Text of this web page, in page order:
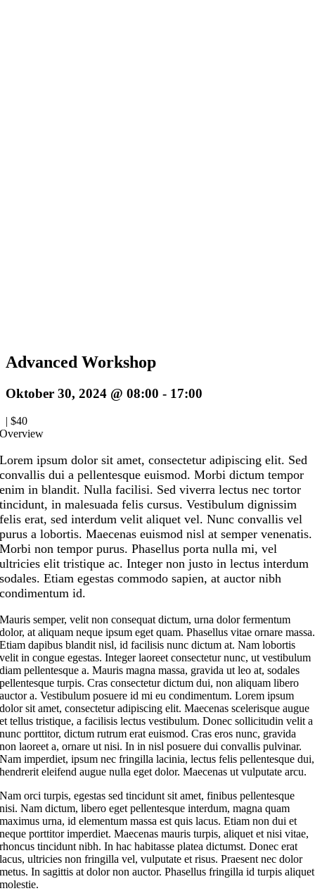
Advanced Workshop
Oktober 30, 2024 @ 08:00 - 17:00
| $40
Overview
Lorem ipsum dolor sit amet, consectetur adipiscing elit. Sed
convallis dui a pellentesque euismod. Morbi dictum tempor
enim in blandit. Nulla facilisi. Sed viverra lectus nec tortor
tincidunt, in malesuada felis cursus. Vestibulum dignissim
felis erat, sed interdum velit aliquet vel. Nunc convallis vel
purus a lobortis. Maecenas euismod nisl at semper venenatis.
Morbi non tempor purus. Phasellus porta nulla mi, vel
ultricies elit tristique ac. Integer non justo in lectus interdum
sodales. Etiam egestas commodo sapien, at auctor nibh
condimentum id.
Mauris semper, velit non consequat dictum, urna dolor fermentum
dolor, at aliquam neque ipsum eget quam. Phasellus vitae ornare massa.
Etiam dapibus blandit nisl, id facilisis nunc dictum at. Nam lobortis
velit in congue egestas. Integer laoreet consectetur nunc, ut vestibulum
diam pellentesque a. Mauris magna massa, gravida ut leo at, sodales
pellentesque turpis. Cras consectetur dictum dui, non aliquam libero
auctor a. Vestibulum posuere id mi eu condimentum. Lorem ipsum
dolor sit amet, consectetur adipiscing elit. Maecenas scelerisque augue
et tellus tristique, a facilisis lectus vestibulum. Donec sollicitudin velit a
nunc porttitor, dictum rutrum erat euismod. Cras eros nunc, gravida
non laoreet a, ornare ut nisi. In in nisl posuere dui convallis pulvinar.
Nam imperdiet, ipsum nec fringilla lacinia, lectus felis pellentesque dui,
hendrerit eleifend augue nulla eget dolor. Maecenas ut vulputate arcu.
Nam orci turpis, egestas sed tincidunt sit amet, finibus pellentesque
nisi. Nam dictum, libero eget pellentesque interdum, magna quam
maximus urna, id elementum massa est quis lacus. Etiam non dui et
neque porttitor imperdiet. Maecenas mauris turpis, aliquet et nisi vitae,
rhoncus tincidunt nibh. In hac habitasse platea dictumst. Donec erat
lacus, ultricies non fringilla vel, vulputate et risus. Praesent nec dolor
metus. In sagittis at dolor non auctor. Phasellus fringilla id turpis aliquet
molestie.